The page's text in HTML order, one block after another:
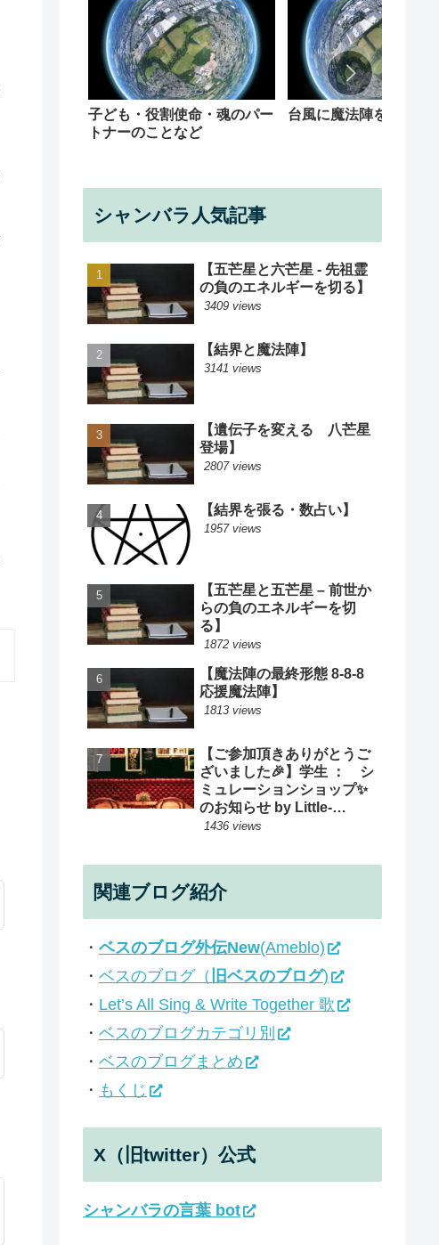
子ども・役割使命・魂のパー
トナーのことなど
台風に魔法陣を
シャンバラ人気記事
【五芒星と六芒星 - 先祖霊
の負のエネルギーを切る】
3409 views
【結界と魔法陣】
3141 views
【遺伝子を変える 八芒星
登場】
2807 views
【結界を張る・数占い】
1957 views
【五芒星と五芒星 – 前世か
らの負のエネルギーを切
る】
1872 views
【魔法陣の最終形態 8-8-8
応援魔法陣】
1813 views
【ご参加頂きありがとうご
ざいました🎉】学生 ： シ
ミュレーションショップ✨
のお知らせ by Little-
Cooking
1436 views
関連ブログ紹介
・ ベスのブログ外伝New(Ameblo)
・ ベスのブログ（ 旧ベスのブログ)
・ Let’s All Sing & Write Together 歌
・ ベスのブログカテゴリ別
・ ベスのブログまとめ
・ もくじ
X（旧twitter）公式
シャンバラの言葉 bot